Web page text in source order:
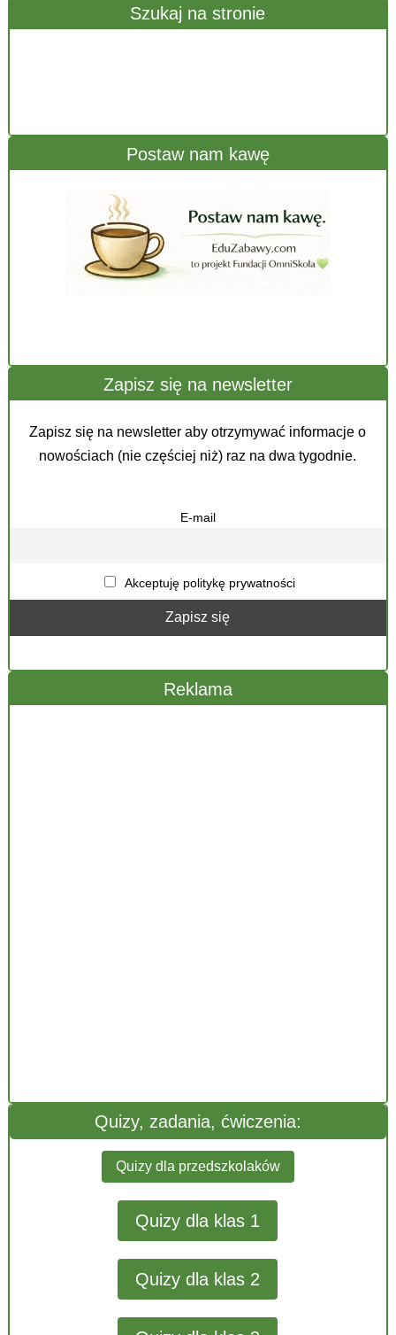
Szukaj na stronie
Postaw nam kawę
Zapisz się na newsletter
Zapisz się na newsletter aby otrzymywać informacje o
nowościach (nie częściej niż) raz na dwa tygodnie.
E-mail
Akceptuję politykę prywatności
Reklama
Quizy, zadania, ćwiczenia:
Quizy dla przedszkolaków
Quizy dla klas 1
Quizy dla klas 2